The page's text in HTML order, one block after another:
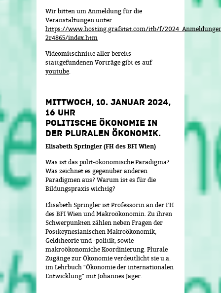
Wir bitten um Anmeldung für die
Veranstaltungen unter
https://www.hosting.grafstat.com/itb/f/
2r4865/index.htm
Videomitschnitte aller bereits
stattgefundenen Vorträge gibt es auf
youtube.
MITTWOCH, 10. JANUAR 2024,
16 UHR
POLITISCHE ÖKONOMIE IN
DER PLURALEN ÖKONOMIK.
Elisabeth Springler (FH des BFI Wien)
Was ist das polit-ökonomische Paradigma?
Was zeichnet es gegenüber anderen
Paradigmen aus? Warum ist es für die
Bildungspraxis wichtig?
Elisabeth Springler ist Professorin an der FH
des BFI Wien und Makroökonomin. Zu ihren
Schwerpunkten zählen neben Fragen der
Postkeynesianischen Makroökonomik,
Geldtheorie und -politik, sowie
makroökonomiche Koordinierung. Plurale
Zugänge zur Ökonomie verdeutlicht sie u.a.
im Lehrbuch "Ökonomie der internationalen
Entwicklung" mit Johannes Jäger.